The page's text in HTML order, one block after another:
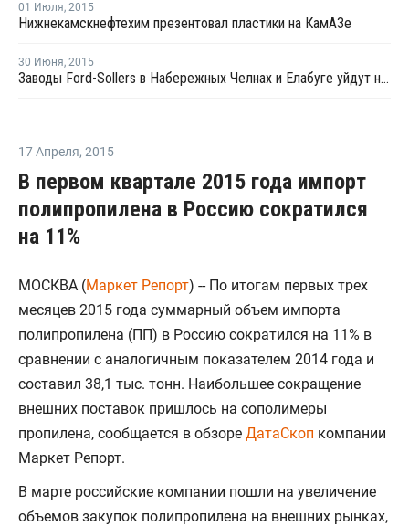
01 Июля, 2015
Нижнекамскнефтехим презентовал пластики на КамАЗе
30 Июня, 2015
Заводы Ford-Sollers в Набережных Челнах и Елабуге уйдут на каникулы в августе
17 Апреля, 2015
В первом квартале 2015 года импорт
полипропилена в Россию сократился
на 11%
МОСКВА (Маркет Репорт) -- По итогам первых трех
месяцев 2015 года суммарный объем импорта
полипропилена (ПП) в Россию сократился на 11% в
сравнении с аналогичным показателем 2014 года и
составил 38,1 тыс. тонн. Наибольшее сокращение
внешних поставок пришлось на сополимеры
пропилена, сообщается в обзоре ДатаСкоп компании
Маркет Репорт.
В марте российские компании пошли на увеличение
объемов закупок полипропилена на внешних рынках,